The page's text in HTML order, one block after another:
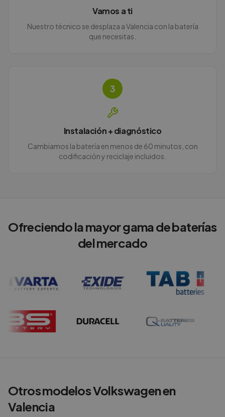
Vamos a ti
Nuestro técnico se desplaza a Valencia con la batería
que necesitas.
3
Instalación + diagnóstico
Cambiamos la batería en menos de 60 minutos, con
codificación y reciclaje incluidos.
Ofreciendo la mayor gama de baterías
del mercado
Otros modelosVolkswagenen
Valencia